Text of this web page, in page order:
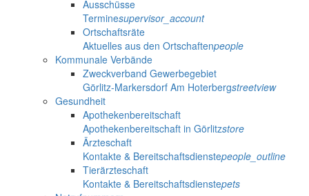
Ausschüsse
Terminesupervisor_account
Ortschaftsräte
Aktuelles aus den Ortschaftenpeople
Kommunale Verbände
Zweckverband Gewerbegebiet
Görlitz-Markersdorf Am Hoterbergstreetview
Gesundheit
Apothekenbereitschaft
Apothekenbereitschaft in Görlitzstore
Ärzteschaft
Kontakte & Bereitschaftsdienstepeople_outline
Tierärzteschaft
Kontakte & Bereitschaftsdienstepets